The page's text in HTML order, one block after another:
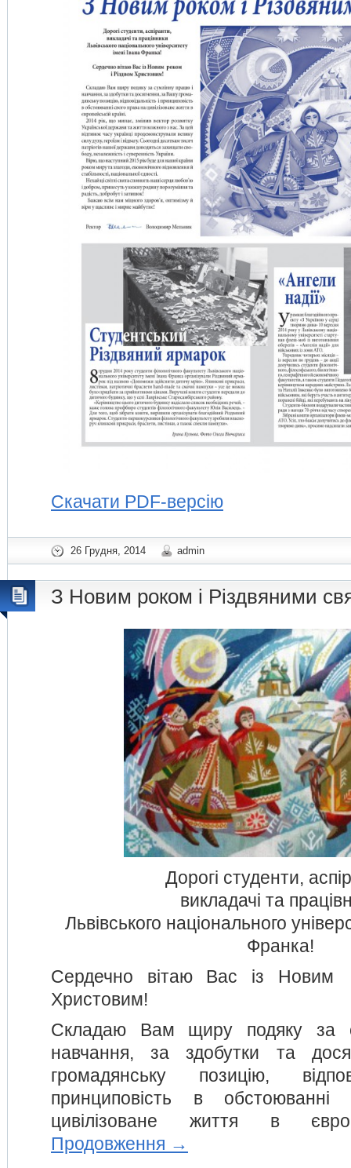
Скачати PDF-версію
26 Грудня, 2014 admin
З Новим роком і Різдвяними
Дорогі студенти,
викладачі та
Львівського національного
Франка!
Cердечно вітаю Вас із Новим
Христовим!
Складаю Вам щиру подяку за
навчання, за здобутки та
громадянську позицію,
принциповість в
цивілізоване життя в
Продовження →